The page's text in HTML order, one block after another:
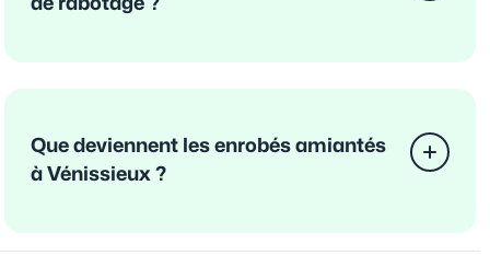
Que deviennent les enrobés amiantés
à Vénissieux ?